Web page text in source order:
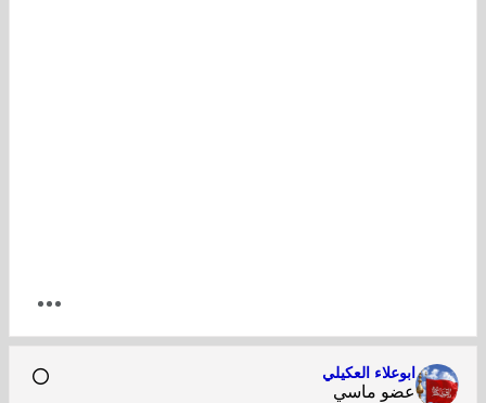
ابوعلاء العكيلي
عضو ماسي